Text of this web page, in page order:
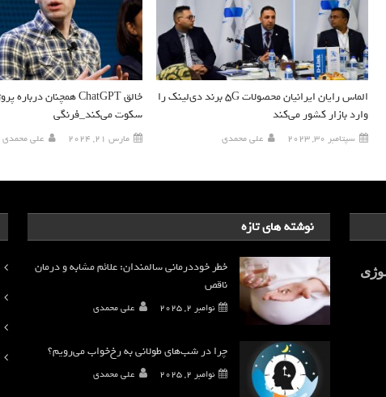
سکوت می‌کند_فرنگی
مارس 21, 2024 علی محمدی
الماس رایان ایرانیان محصولات 5G برند دی‌لینک را
وارد بازار کشور می‌کند
سپتامبر 30, 2023 علی محمدی
نوشته های تازه
خطر خوددرمانی سالمندان: علائم مشابه و درمان
ناقص
نوامبر 2, 2025 علی محمدی
چرا در شب‌های طولانی به رخ‌خواب می‌رویم؟
نوامبر 2, 2025 علی محمدی